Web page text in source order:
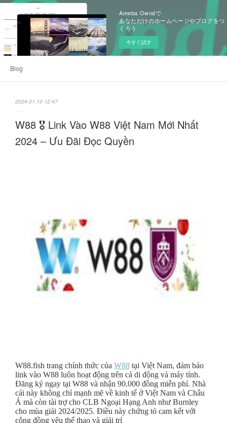
Ameba Owndで
あなただけのホームページやブログをつ
くろう
今すぐ試す
Blog
2024.01.10 12:47
W88 🎖️ Link Vào W88 Việt Nam Mới Nhất
2024 – Ưu Đãi Đọc Quyền